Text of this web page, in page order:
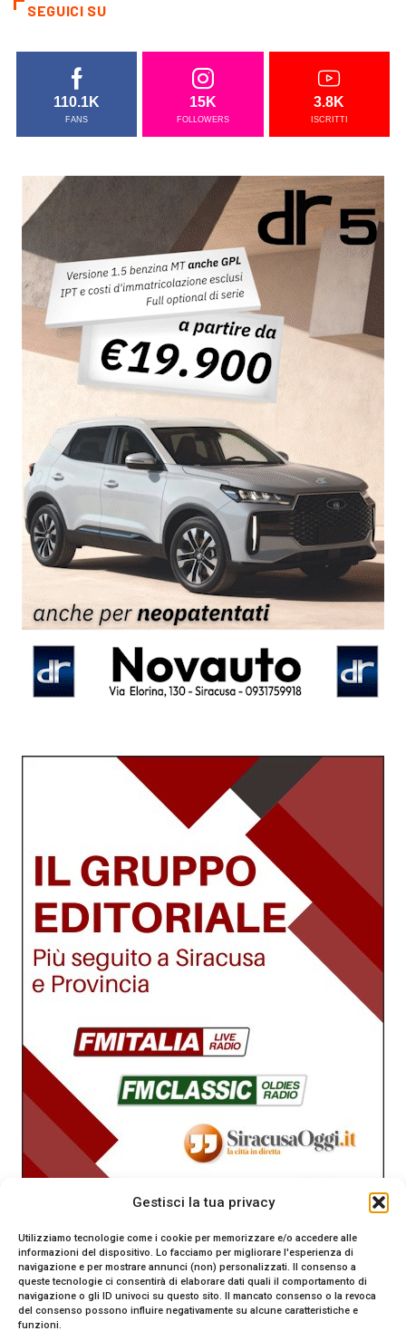
Gestisci la tua privacy
Utilizziamo tecnologie come i cookie per memorizzare e/o accedere alle
informazioni del dispositivo. Lo facciamo per migliorare l'esperienza di
navigazione e per mostrare annunci (non) personalizzati. Il consenso a
queste tecnologie ci consentirà di elaborare dati quali il comportamento di
navigazione o gli ID univoci su questo sito. Il mancato consenso o la revoca
del consenso possono influire negativamente su alcune caratteristiche e
funzioni.
SEGUICI SU
110.1K
FANS
15K
FOLLOWERS
3.8K
ISCRITTI